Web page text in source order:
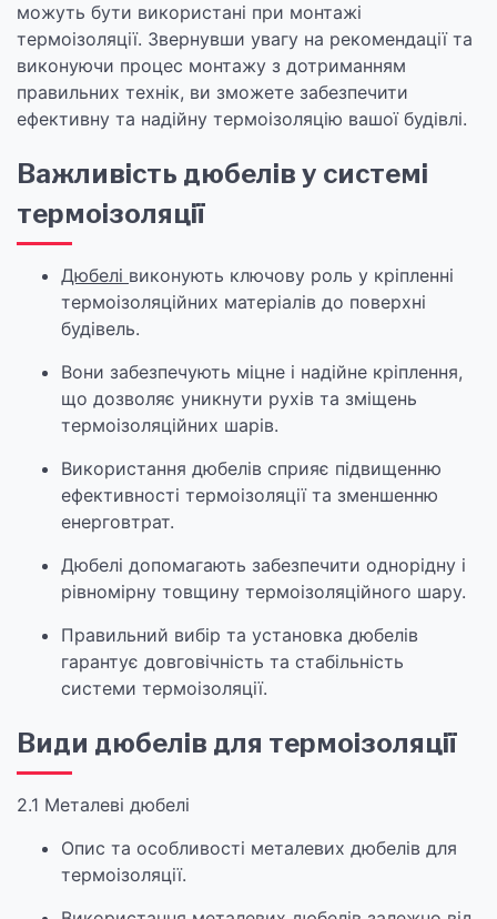
можуть бути використані при монтажі
термоізоляції. Звернувши увагу на рекомендації та
виконуючи процес монтажу з дотриманням
правильних технік, ви зможете забезпечити
ефективну та надійну термоізоляцію вашої будівлі.
Важливість дюбелів у системі
термоізоляції
Дюбелі виконують ключову роль у кріпленні
термоізоляційних матеріалів до поверхні
будівель.
Вони забезпечують міцне і надійне кріплення,
що дозволяє уникнути рухів та зміщень
термоізоляційних шарів.
Використання дюбелів сприяє підвищенню
ефективності термоізоляції та зменшенню
енерговтрат.
Дюбелі допомагають забезпечити однорідну і
рівномірну товщину термоізоляційного шару.
Правильний вибір та установка дюбелів
гарантує довговічність та стабільність
системи термоізоляції.
Види дюбелів для термоізоляції
2.1 Металеві дюбелі
Опис та особливості металевих дюбелів для
термоізоляції.